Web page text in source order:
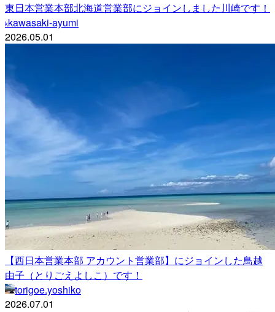
東日本営業本部北海道営業部にジョインしました川崎です！
kkawasaki-ayumi
2026.05.01
【西日本営業本部 アカウント営業部】にジョインした鳥越
由子（とりごえよしこ）です！
torigoe.yoshiko
2026.07.01